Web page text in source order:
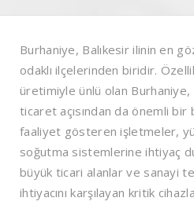
Burhaniye, Balıkesir ilinin en
odaklı ilçelerinden biridir.
üretimiyle ünlü olan Burhaniye,
ticaret açısından da önemli
faaliyet gösteren işletmeler,
soğutma sistemlerine ihtiyaç
büyük ticari alanlar ve sanayi
ihtiyacını karşılayan kritik